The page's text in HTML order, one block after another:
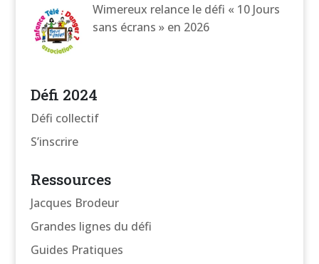
Wimereux relance le défi « 10 Jours
sans écrans » en 2026
Défi 2024
Défi collectif
S’inscrire
Ressources
Jacques Brodeur
Grandes lignes du défi
Guides Pratiques